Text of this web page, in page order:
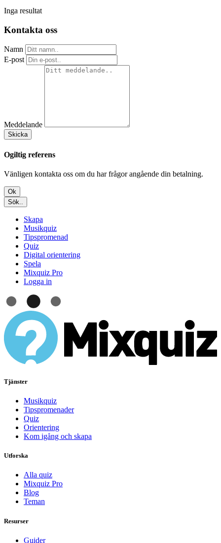
Inga resultat
Kontakta oss
Namn
E-post
Meddelande
Skicka
Ogiltig referens
Vänligen kontakta oss om du har frågor angående din betalning.
Ok
Sök..
Skapa
Musikquiz
Tipspromenad
Quiz
Digital orientering
Spela
Mixquiz Pro
Logga in
Tjänster
Musikquiz
Tipspromenader
Quiz
Orientering
Kom igång och skapa
Utforska
Alla quiz
Mixquiz Pro
Blog
Teman
Resurser
Guider